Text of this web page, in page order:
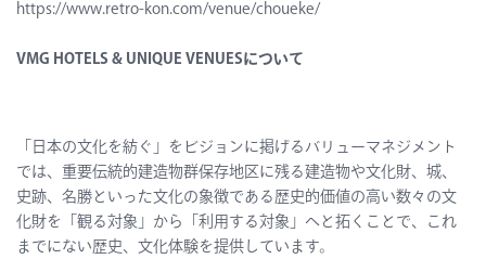
https://www.retro-kon.com/venue/choueke/
VMG HOTELS & UNIQUE VENUESについて
「日本の文化を紡ぐ」をビジョンに掲げるバリューマネジメント
では、重要伝統的建造物群保存地区に残る建造物や文化財、城、
史跡、名勝といった文化の象徴である歴史的価値の高い数々の文
化財を「観る対象」から「利用する対象」へと拓くことで、これ
までにない歴史、文化体験を提供しています。